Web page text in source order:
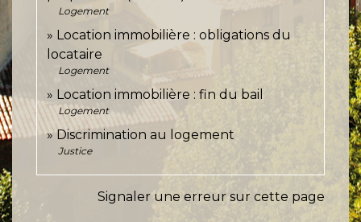
Logement
Location immobilière : obligations du
locataire
Logement
Location immobilière : fin du bail
Logement
Discrimination au logement
Justice
Signaler une erreur sur cette page